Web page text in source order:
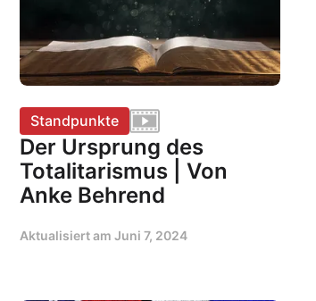
Standpunkte
Der Ursprung des
Totalitarismus | Von
Anke Behrend
Aktualisiert am Juni 7, 2024